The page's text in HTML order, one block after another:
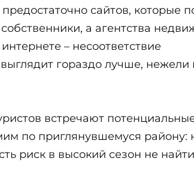
сайтов, которые
а агентства
– несоответствие
гораздо лучше, нежели
встречают
по приглянувшемуся району:
риск в высокий сезон не найти